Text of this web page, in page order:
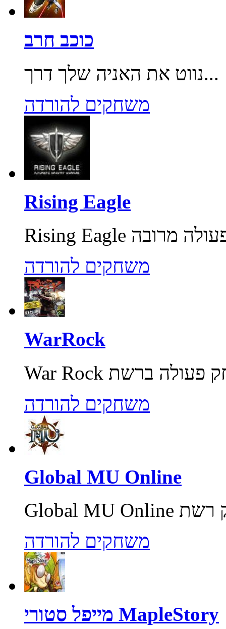
כוכב חרב
נווט את האניה שלך דרך...
משחקים להורדה
Rising Eagle
משחקים להורדה
WarRock
משחקים להורדה
Global MU Online
משחקים להורדה
מייפל סטורי MapleStory